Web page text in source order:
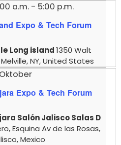
Expo & Tech Forum
a.m. - 5:00 p.m.
Long island1350 Walt
NY, United States
Expo & Tech Forum
Salón Jalisco Salas D
Esquina Av de las Rosas,
Mexico